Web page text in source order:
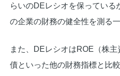
らいのDEレシオを保っている
の企業の財務の健全性を測る
また、DEレシオはROE（株
債といった他の財務指標と比